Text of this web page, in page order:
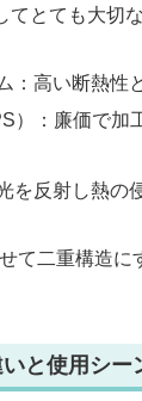
てとても大切
：高い断熱性
）：廉価で加
を反射し熱の
て二重構造に
と使用シー